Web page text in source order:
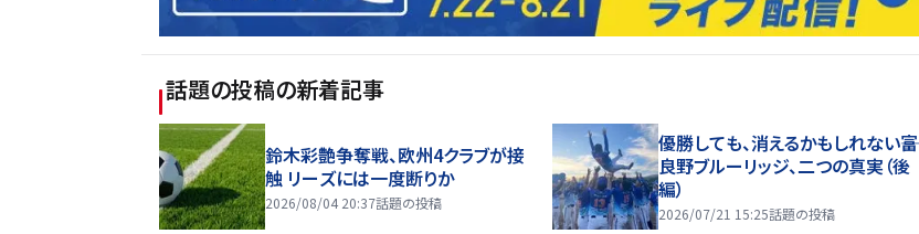
話題の投稿の新着記事
鈴木彩艶争奪戦、欧州4クラブが接
触 リーズには一度断りか
2026/08/04 20:37話題の投稿
優勝しても、消えるかもしれない――富
良野ブルーリッジ、二つの真実（後
編）
2026/07/21 15:25話題の投稿